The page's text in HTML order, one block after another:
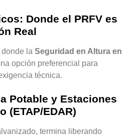
Donde el PRFV es
Real
la Seguridad en Altura en
opción preferencial para
técnica.
Potable y Estaciones
(ETAP/EDAR)
termina liberando